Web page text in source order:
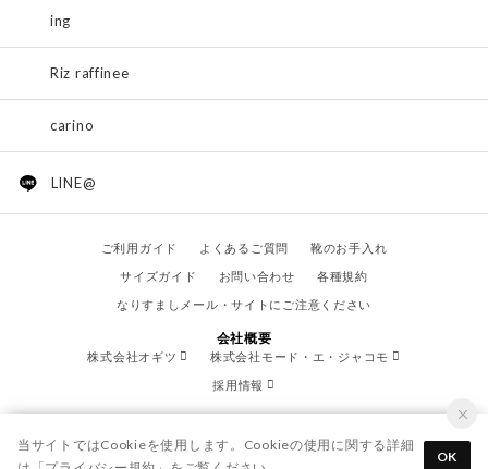
ing
Riz raffinee
carino
LINE@
ご利用ガイド よくあるご質問
靴のお手入れ
サイズガイド
お問い合わせ
各種規約
なりすましメール・サイトにご注意ください
会社概要
株式会社オギツ
株式会社モード・エ・ジャコモ
採用情報
当サイトではCookieを使用します。Cookieの使用に関する詳細
OK